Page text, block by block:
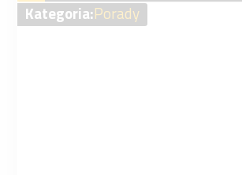
Kategoria:Porady